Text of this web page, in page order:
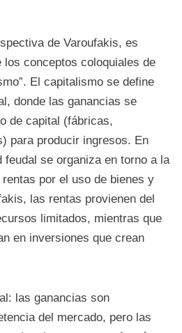
de Varoufakis, es
conceptos coloquiales de
El capitalismo se define
donde las ganancias se
de capital (fábricas,
para producir ingresos. En
feudal se organiza en torno a la
por el uso de bienes y
las rentas provienen del
limitados, mientras que
en inversiones que crean
las ganancias son
del mercado, pero las